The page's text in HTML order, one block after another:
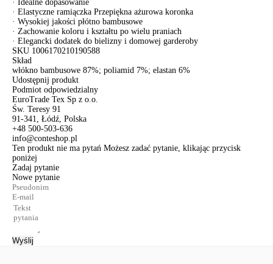
· Idealne dopasowanie
· Elastyczne ramiączka Przepiękna ażurowa koronka
· Wysokiej jakości płótno bambusowe
· Zachowanie koloru i kształtu po wielu praniach
· Elegancki dodatek do bielizny i domowej garderoby
SKU 1006170210190588
Skład
włókno bambusowe 87%; poliamid 7%; elastan 6%
Udostępnij produkt
Podmiot odpowiedzialny
EuroTrade Tex Sp z o.o.
Św. Teresy 91
91-341, Łódź, Polska
+48 500-503-636
info@conteshop.pl
Ten produkt nie ma pytań Możesz zadać pytanie, klikając przycisk
poniżej
Zadaj pytanie
Nowe pytanie
Wyślij